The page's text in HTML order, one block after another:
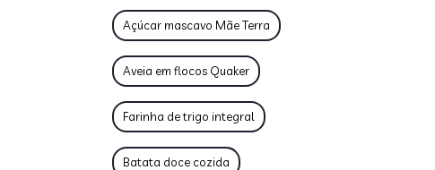
Açúcar mascavo Mãe Terra
Aveia em flocos Quaker
Farinha de trigo integral
Batata doce cozida